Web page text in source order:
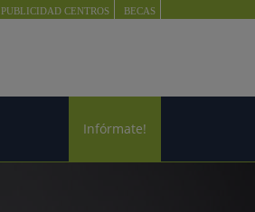
PUBLICIDAD CENTROS BECAS
Infórmate!